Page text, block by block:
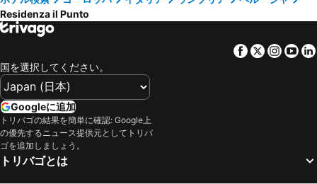
Residenza il Punto
Facebook
Twitter
国を選択してください。
Googleに追加
トリバゴの結果を簡単に確認: Google上
の優先するニュース提供元としてトリバ
ゴを追加しましょう。
トリバゴとは